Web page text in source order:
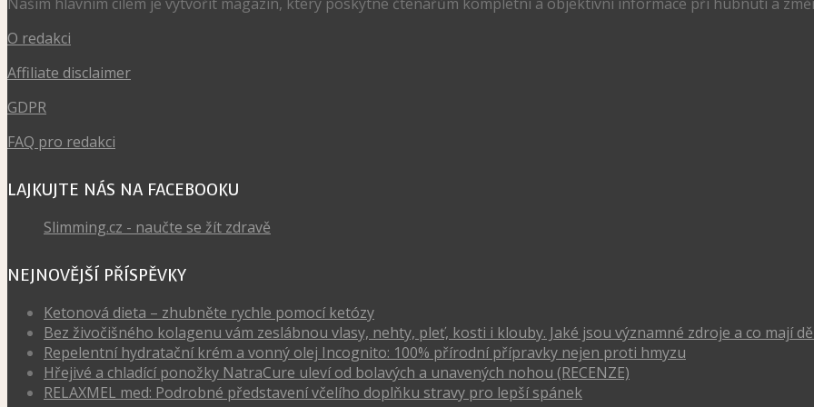
O redakci
Affiliate disclaimer
GDPR
FAQ pro redakci
LAJKUJTE NÁS NA FACEBOOKU
Slimming.cz - naučte se žít zdravě
NEJNOVĚJŠÍ PŘÍSPĚVKY
Ketonová dieta – zhubněte rychle pomocí ketózy
Bez živočišného kolagenu vám zeslábnou vlasy, nehty, pleť, kosti i klouby. Jaké jsou významné zdroje a co mají
Repelentní hydratační krém a vonný olej Incognito: 100% přírodní přípravky nejen proti hmyzu
Hřejivé a chladící ponožky NatraCure uleví od bolavých a unavených nohou (RECENZE)
RELAXMEL med: Podrobné představení včelího doplňku stravy pro lepší spánek